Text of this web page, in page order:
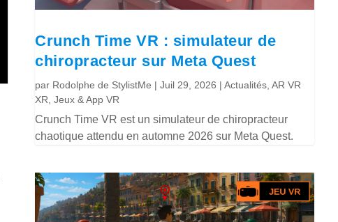
Crunch Time VR : simulateur de
chiropracteur sur Meta Quest
par Rodolphe de StylistMe |Juil 29, 2026 |Actualités ,AR VR
XR ,Jeux & App VR
Crunch Time VR est un simulateur de chiropracteur
chaotique attendu en automne 2026 sur Meta Quest.